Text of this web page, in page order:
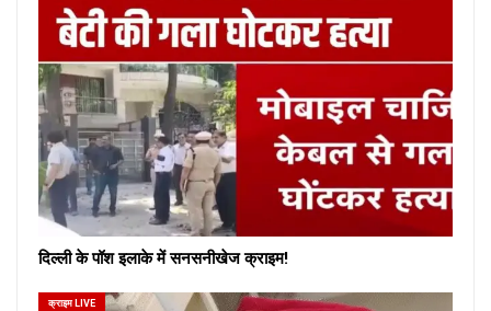
दिल्ली के पॉश इलाके में सनसनीखेज क्राइम!
क्राइम LIVE